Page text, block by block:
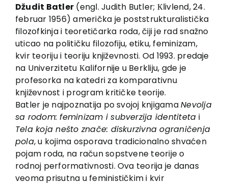
About us
Books
In preparation
Sale
Authors
News
EU PROJECTS
Contact
Džudit Batler (engl. Judith Butler; Кlivlend, 24.
februar 1956) američka je poststrukturalistička
filozofkinja i teoretičarka roda, čiji je rad snažno
uticao na političku filozofiju, etiku, feminizam,
kvir teoriju i teoriju književnosti. Od 1993. predaje
na Univerzitetu Кalifornije u Berkliju, gde je
profesorka na katedri za komparativnu
književnost i program kritičke teorije.
Batler je najpoznatija po svojoj knjigamaNevolja
sa rodom: feminizam i subverzija identiteta i
Tela koja nešto znače: diskurzivna ograničenja
pola, u kojima osporava tradicionalno shvaćen
pojam roda, na račun sopstvene teorije o
rodnoj performativnosti. Ova teorija je danas
veoma prisutna u feminističkim i kvir